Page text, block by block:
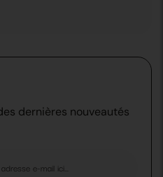
dernières nouveautés